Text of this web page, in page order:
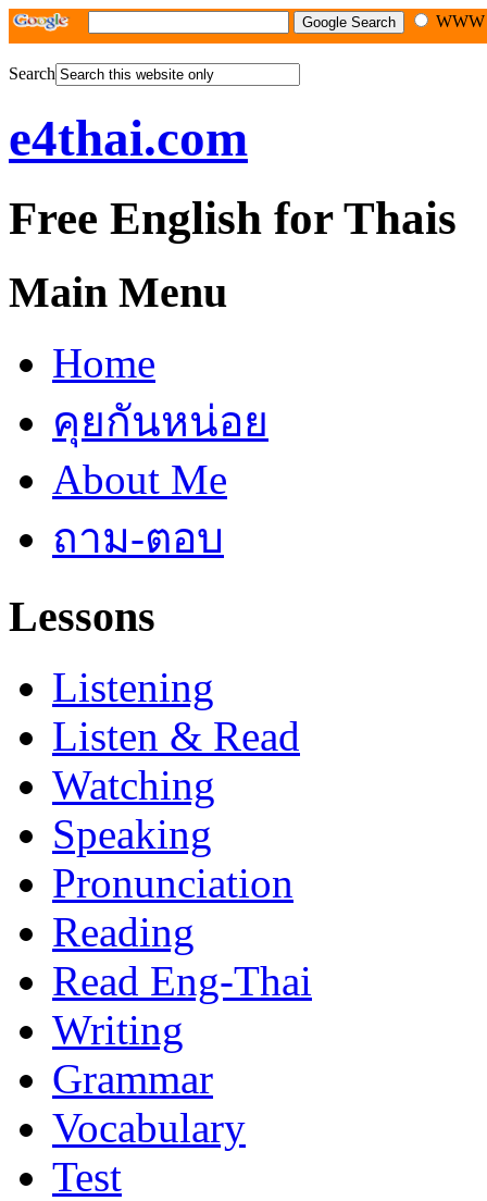
Search
e4thai.com
Free English for Thais
Main Menu
Home
คุยกันหน่อย
About Me
ถาม-ตอบ
Lessons
Listening
Listen & Read
Watching
Speaking
Pronunciation
Reading
Read Eng-Thai
Writing
Grammar
Vocabulary
Test